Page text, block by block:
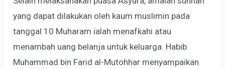
yang dapat dilakukan oleh kaum muslimin pada
tanggal 10 Muharam ialah menafkahi atau
menambah uang belanja untuk keluarga. Habib
Muhammad bin Farid al-Mutohhar menyampaikan